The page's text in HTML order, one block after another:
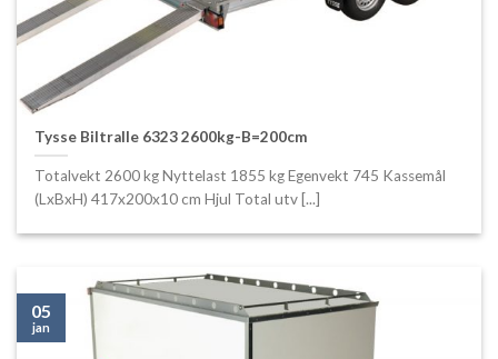
Tysse Biltralle 6323 2600kg-B=200cm
Totalvekt 2600 kg Nyttelast 1855 kg Egenvekt 745 Kassemål
(LxBxH) 417x200x10 cm Hjul Total utv [...]
05
jan